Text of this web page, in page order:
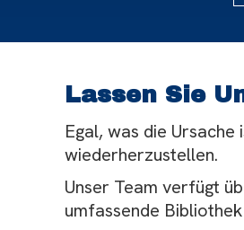
Lassen Sie
Egal, was die
wiederherzustellen.
Unser Team verfügt
umfassende